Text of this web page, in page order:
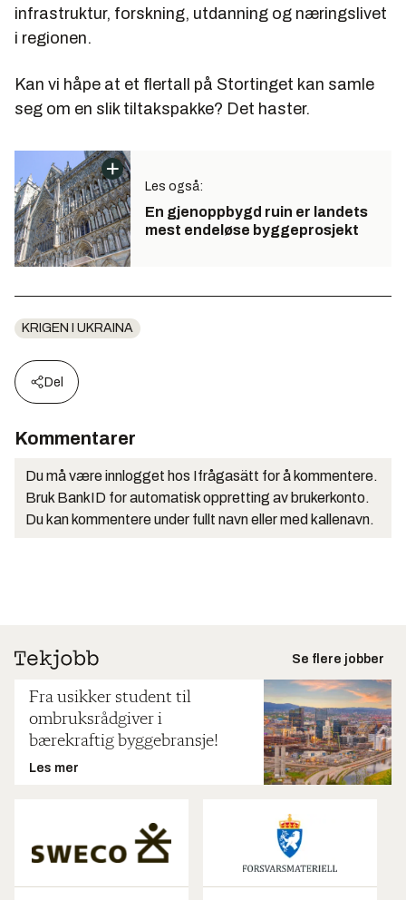
infrastruktur, forskning, utdanning og næringslivet
i regionen.
Kan vi håpe at et flertall på Stortinget kan samle
seg om en slik tiltakspakke? Det haster.
Les også:
En gjenoppbygd ruin er landets
mest endeløse byggeprosjekt
KRIGEN I UKRAINA
Del
Kommentarer
Du må være innlogget hos Ifrågasätt for å kommentere.
Bruk BankID for automatisk oppretting av brukerkonto.
Du kan kommentere under fullt navn eller med kallenavn.
Se flere jobber
Fra usikker student til
ombruksrådgiver i
bærekraftig byggebransje!
Les mer